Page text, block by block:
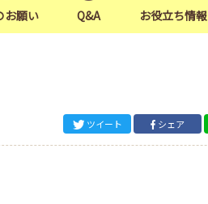
お願い Q&A お役立ち情報
ツイート シェア